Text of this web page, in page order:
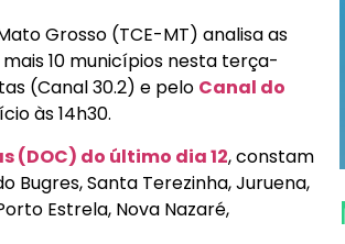
Grosso (TCE-MT) analisa as
10 municípios nesta terça-
(Canal 30.2) e pelo Canal do
às 14h30.
(DOC) do último dia 12, constam
Bugres, Santa Terezinha, Juruena,
Estrela, Nova Nazaré,